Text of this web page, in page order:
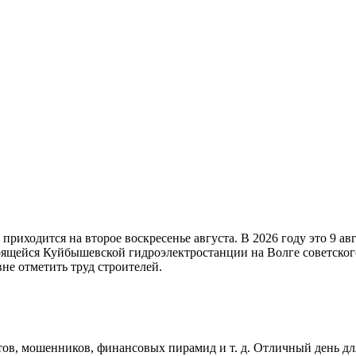
на второе воскресенье августа. В 2026 году это 9
Куйбышевской гидроэлектростанции на Волге
отметить труд строителей.
мошенников, финансовых пирамид и т. д. Отличный день